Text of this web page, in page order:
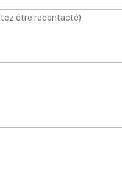
être recontacté)